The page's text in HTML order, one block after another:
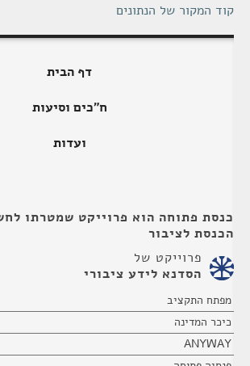
קוד המקור של הנתונים
דף הבית
ח"כים וסיעות
ועדות
כנסת פתוחה הוא פרוייקט שמטרתו
הכנסת לציבור
פרוייקט של
הסדנא לידע ציבורי
מפתח התקציב
כיכר המדינה
ANYWAY